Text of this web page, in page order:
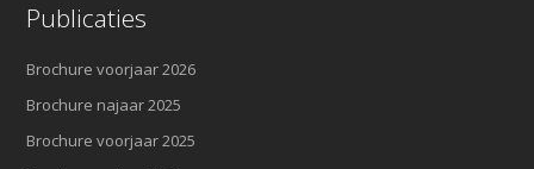
Publicaties
Brochure voorjaar 2026
Brochure najaar 2025
Brochure voorjaar 2025